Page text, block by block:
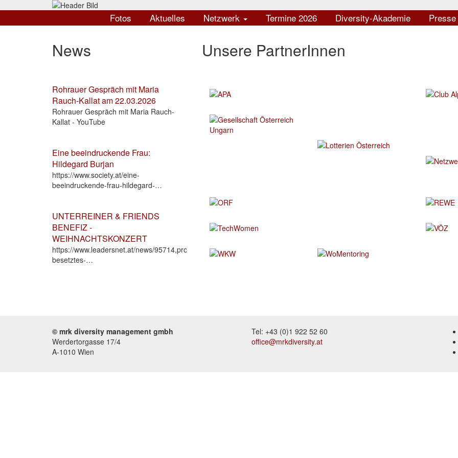
Inhalt
HauptnavigationFotos Aktuelles Netzwerk Termine 2026 Diversity-Akademie Presse
News
Rohrauer Gespräch mit Maria
Rauch-Kallat am 22.03.2026
Rohrauer Gespräch mit Maria Rauch-
Kallat - YouTube
Eine beeindruckende Frau:
Hildegard Burjan
https://www.society.at/eine-
beeindruckende-frau-hildegard-…
UNTERREINER & FRIENDS
BENEFIZ -
WEIHNACHTSKONZERT
https://www.leadersnet.at/news/95714,prominent-
besetztes-…
Unsere PartnerInnen
© mrk diversity management gmbh
Werdertorgasse 17/4
A-1010 Wien
Tel: +43 (0)1 922 52 60
office@mrkdiversity.at